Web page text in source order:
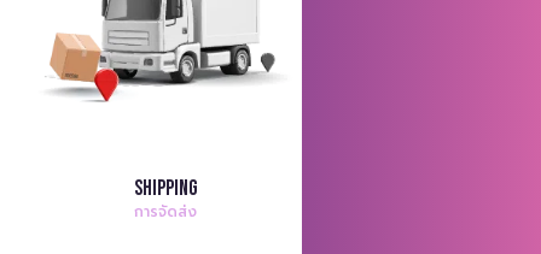
Shipping
การจัดส่ง